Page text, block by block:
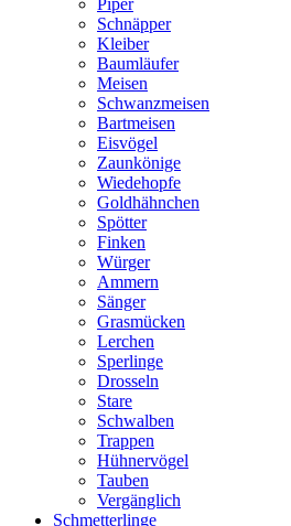
Piper
Schnäpper
Kleiber
Baumläufer
Meisen
Schwanzmeisen
Bartmeisen
Eisvögel
Zaunkönige
Wiedehopfe
Goldhähnchen
Spötter
Finken
Würger
Ammern
Sänger
Grasmücken
Lerchen
Sperlinge
Drosseln
Stare
Schwalben
Trappen
Hühnervögel
Tauben
Vergänglich
Schmetterlinge